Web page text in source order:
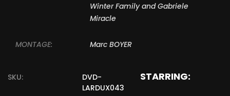
Winter Family and Gabriele
Miracle
MONTAGE: Marc BOYER
SKU:
DVD-
LARDUX043
STARRING: